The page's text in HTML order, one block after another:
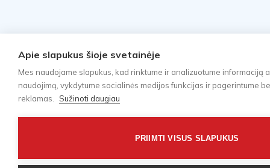
Apie slapukus šioje svetainėje
Mes naudojame slapukus, kad rinktume ir analizuotume informaciją
naudojimą, vykdytume socialinės medijos funkcijas ir pagerintume
reklamas.
Sužinoti daugiau
PRIIMTI VISUS SLAPUKUS